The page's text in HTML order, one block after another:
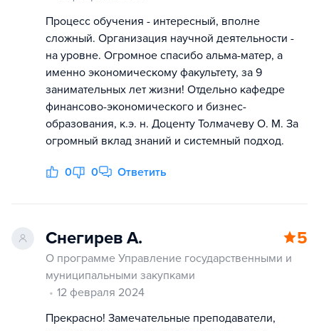
Процесс обучения - интересный, вполне
сложный. Организация научной деятельности -
на уровне. Огромное спасибо альма-матер, а
именно экономическому факультету, за 9
занимательных лет жизни! Отдельно кафедре
финансово-экономического и бизнес-
образования, к.э. н. Доценту Толмачеву О. М. За
огромный вклад знаний и системный подход.
0 0 Ответить
Снегирев А. 5
О программе Управление государственными и
муниципальными закупками
12 февраля 2024
Прекрасно! Замечательные преподаватели,